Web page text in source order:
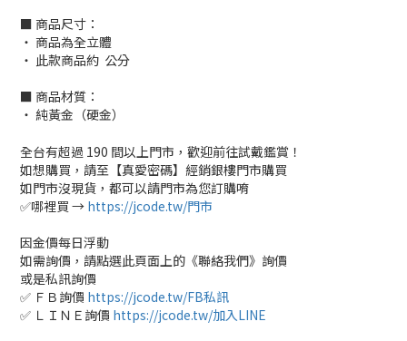
■ 商品尺寸：
‧ 商品為全立體
‧ 此款商品約 公分
■ 商品材質：
‧ 純黃金（硬金）
全台有超過 190 間以上門市，歡迎前往試戴鑑賞！
如想購買，請至【真愛密碼】經銷銀樓門市購買
如門市沒現貨，都可以請門市為您訂購唷
✅哪裡買 → https://jcode.tw/門市
因金價每日浮動
如需詢價，請點選此頁面上的《聯絡我們》詢價
或是私訊詢價
✅ ＦＢ詢價 https://jcode.tw/FB私訊
✅ ＬＩＮＥ詢價 https://jcode.tw/加入LINE